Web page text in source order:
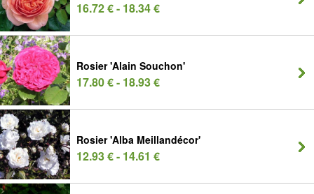
16.72 € - 18.34 €
Rosier 'Alain Souchon'
17.80 € - 18.93 €
Rosier 'Alba Meillandécor'
12.93 € - 14.61 €